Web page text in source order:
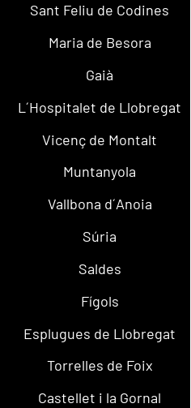
Sant Feliu de Codines
Maria de Besora
Gaià
L´Hospitalet de Llobregat
Vicenç de Montalt
Muntanyola
Vallbona d´Anoia
Súria
Saldes
Fígols
Esplugues de Llobregat
Torrelles de Foix
Castellet i la Gornal